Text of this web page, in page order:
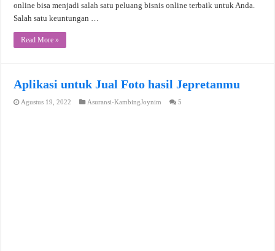
online bisa menjadi salah satu peluang bisnis online terbaik untuk Anda.
Salah satu keuntungan …
Read More »
Aplikasi untuk Jual Foto hasil Jepretanmu
Agustus 19, 2022 Asuransi-KambingJoynim 5